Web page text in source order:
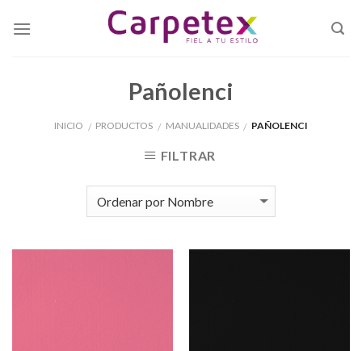
Pañolenci
INICIO / PRODUCTOS / MANUALIDADES / PAÑOLENCI
FILTRAR